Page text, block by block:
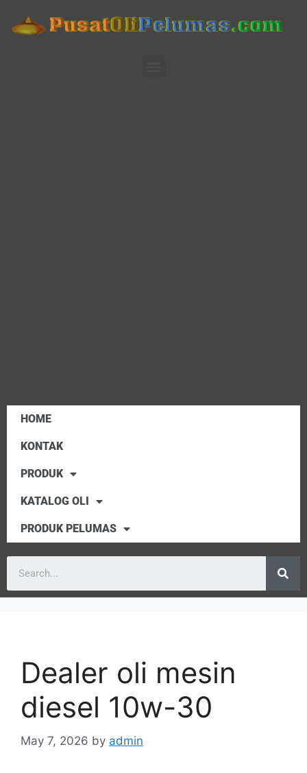
HOME
KONTAK
PRODUK
KATALOG OLI
PRODUK PELUMAS
Dealer oli mesin
diesel 10w-30
May 7, 2026 by admin